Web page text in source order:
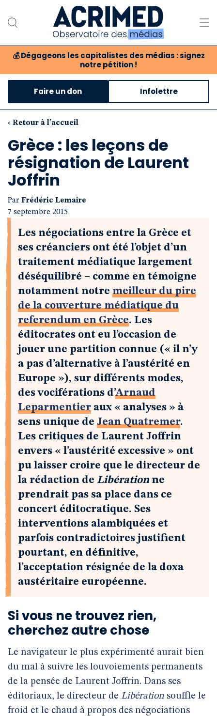
💰 Dégageons les capitalistes des médias : signez
notre pétition !
Notre association
Notre critique des médias
Nos propositions
Notre revue
Boutique
Faire un don Infolettre
‹ Retour à l'accueil
Grèce : les leçons de
résignation de Laurent
Joffrin
Par Frédéric Lemaire
7 septembre 2015
Les négociations entre la Grèce et
ses créanciers ont été l’objet d’un
traitement médiatique largement
déséquilibré – comme en témoigne
notamment notre meilleur du pire
de la couverture médiatique du
referendum en Grèce. Les
éditocrates ont eu l’occasion de
jouer une partition connue (« il n’y
a pas d’alternative à l’austérité en
Europe »), sur différents modes,
des vociférations d’Arnaud
Leparmentier aux « analyses » à
sens unique de Jean Quatremer.
Les critiques de Laurent Joffrin
envers « l’austérité excessive » ont
pu laisser croire que le directeur de
la rédaction de Libération ne
prendrait pas sa place dans ce
concert éditocratique. Ses
interventions alambiquées et
parfois contradictoires justifient
pourtant, en définitive,
l’acceptation résignée de la doxa
austéritaire européenne.
Si vous ne trouvez rien,
cherchez autre chose
Le navigateur le plus expérimenté aurait bien
du mal à suivre les louvoiements permanents
de la pensée de Laurent Joffrin. Dans ses
éditoriaux, le directeur de Libération souffle le
froid et le chaud à propos des négociations